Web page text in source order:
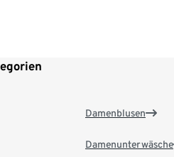
Damenblusen
Damenunterwäsche